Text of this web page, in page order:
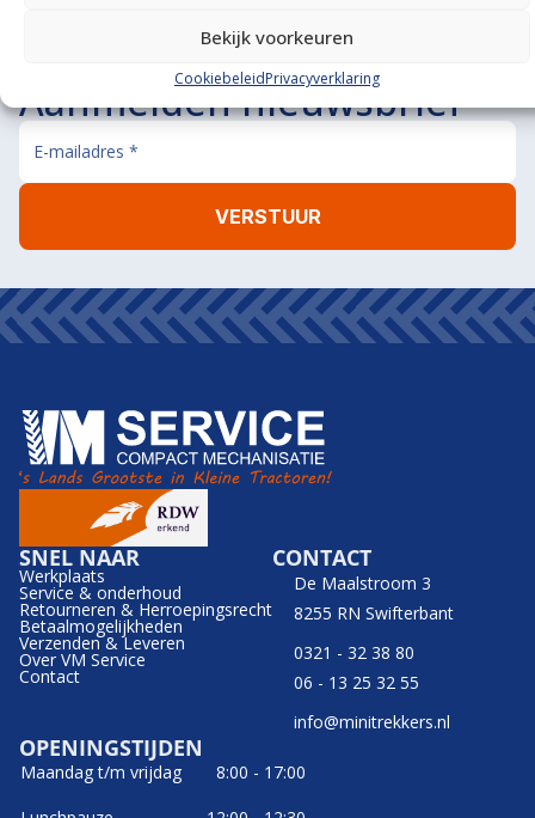
Bekijk voorkeuren
CookiebeleidPrivacyverklaring
Aanmelden nieuwsbrief
SNEL NAAR
Werkplaats
Service & onderhoud
Retourneren & Herroepingsrecht
Betaalmogelijkheden
Verzenden & Leveren
Over VM Service
Contact
CONTACT
De Maalstroom 3
8255 RN Swifterbant
0321 - 32 38 80
06 - 13 25 32 55
info@minitrekkers.nl
OPENINGSTIJDEN
Maandag t/m vrijdag
8:00 - 17:00